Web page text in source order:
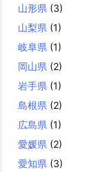
山形県 (3)
山梨県 (1)
岐阜県 (1)
岡山県 (2)
岩手県 (1)
島根県 (2)
広島県 (1)
愛媛県 (2)
愛知県 (3)